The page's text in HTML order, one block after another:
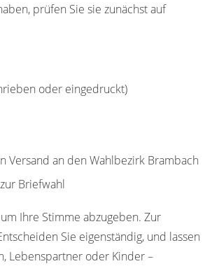
prüfen Sie sie zunächst auf
oder eingedruckt)
an den Wahlbezirk Brambach
Briefwahl
Ihre Stimme abzugeben. Zur
Sie eigenständig, und lassen
Lebenspartner oder Kinder –